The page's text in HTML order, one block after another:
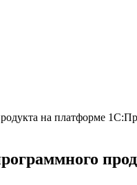
на платформе